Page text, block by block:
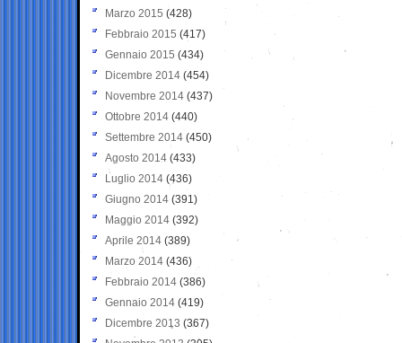
Marzo 2015 (428)
Febbraio 2015 (417)
Gennaio 2015 (434)
Dicembre 2014 (454)
Novembre 2014 (437)
Ottobre 2014 (440)
Settembre 2014 (450)
Agosto 2014 (433)
Luglio 2014 (436)
Giugno 2014 (391)
Maggio 2014 (392)
Aprile 2014 (389)
Marzo 2014 (436)
Febbraio 2014 (386)
Gennaio 2014 (419)
Dicembre 2013 (367)